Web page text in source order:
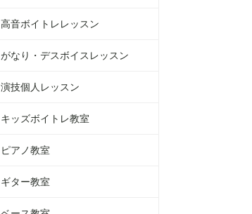
高音ボイトレレッスン
がなり・デスボイスレッスン
演技個人レッスン
キッズボイトレ教室
ピアノ教室
ギター教室